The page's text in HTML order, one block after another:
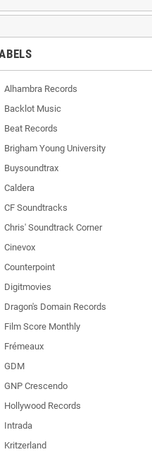
Alhambra Records
Backlot Music
Beat Records
Brigham Young University
Buysoundtrax
Caldera
CF Soundtracks
Chris' Soundtrack Corner
Cinevox
Counterpoint
Digitmovies
Dragon's Domain Records
Film Score Monthly
Frémeaux
GDM
GNP Crescendo
Hollywood Records
Intrada
Kritzerland